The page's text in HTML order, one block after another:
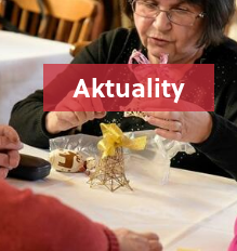
Aktuality